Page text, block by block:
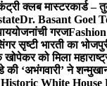
क्लब मास्टरकार्ड –
Dr. Basant Goel
गरज
सृष्टी भारती का
को मिला
की ‘अभंगवारी’ ने
White House